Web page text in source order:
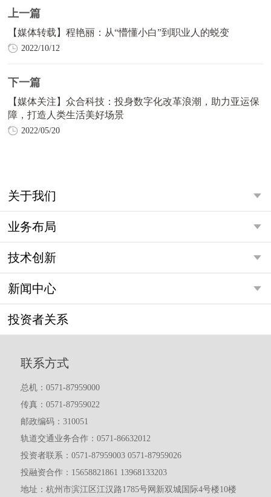
上一篇
【媒体转载】程艳丽：从“懵懂小白”到职业人的蜕变
2022/10/12
下一篇
【媒体关注】众合科技：投身数字化改革浪潮，助力亚运保
障，打造人类生活美好场景
2022/05/20
关于我们
业务布局
技术创新
新闻中心
投资者关系
联系方式
总机：0571-87959000
传真：0571-87959022
邮政编码：310051
轨道交通业务合作：0571-86632012
投资者联系：0571-87959003 0571-87959026
投融资合作：15658821861 13968133203
地址：杭州市滨江区江汉路1785号网新双城国际4号楼10楼